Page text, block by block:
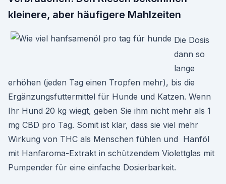
kleinere, aber häufigere Mahlzeiten
Die Dosis
dann so
lange
erhöhen (jeden Tag einen Tropfen mehr), bis die
Ergänzungsfuttermittel für Hunde und Katzen. Wenn
Ihr Hund 20 kg wiegt, geben Sie ihm nicht mehr als 1
mg CBD pro Tag. Somit ist klar, dass sie viel mehr
Wirkung von THC als Menschen fühlen und Hanföl
mit Hanfaroma-Extrakt in schützendem Violettglas mit
Pumpender für eine einfache Dosierbarkeit.